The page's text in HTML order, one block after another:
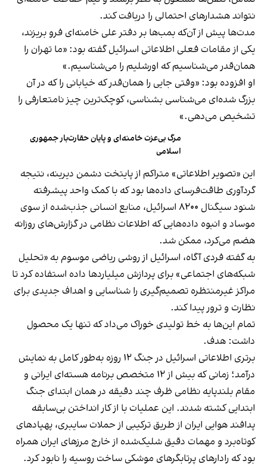
نتواند هشدارهای احتمالی را دریافت کند.
مدت‌ها پیش از آن‌که بمب‌ها بر دفتر علی خامنه‌ای فرو بریزند،
یکی از مقامات فعلی اطلاعاتی اسرائیل گفته بود: «ما تهران را
همان‌قدر می‌شناسیم که اورشلیم را می‌شناسیم.»
او افزوده بود: «وقتی جایی را همان‌قدر که خیابانی را که در آن
بزرگ شده‌ای می‌شناسی بشناسی، کوچک‌ترین چیز نامتعارفی را
تشخیص می‌دهی.»
مرگ بی‌عزت خامنه‌ای و پایان حقارت‌بار جمهوری
اسلامی
این «تصویر اطلاعاتی» متراکم از پایتخت دشمن دیرینه، نتیجه
گردآوری طاقت‌فرسای داده‌ها بود که با کمک واحد پیشرفته
شنود سیگنال ۸۲۰۰ اسرائیل، منابع انسانی جذب‌شده از سوی
موساد و انبوه داده‌هایی که اطلاعات نظامی در گزارش‌های روزانه
هضم می‌کرد، ممکن شد.
به گفته فردی آگاه، اسرائیل از روشی ریاضی موسوم به «تحلیل
شبکه‌های اجتماعی» برای پردازش میلیاردها داده استفاده کرد تا
مراکز غیرمنتظره تصمیم‌گیری را شناسایی و اهداف جدیدی برای
نظارت و ترور پیدا کند.
تمام این‌ها به خط تولیدی خوراک می‌داد که تنها یک محصول
داشت: هدف.
برتری اطلاعاتی اسرائیل در جنگ ۱۲ روزه به‌طور کامل به نمایش
درآمد؛ زمانی که بیش از ۱۲ متخصص برنامه هسته‌ای ایرانی و
مقام بلندپایه نظامی ظرف چند دقیقه در همان ابتدای جنگ
ابتدایی کشته شدند. این عملیات با از کار انداختن بی‌سابقه
پدافند هوایی ایران از طریق ترکیبی از حملات سایبری، پهپادهای
کوتاه‌برد و مهمات دقیق شلیک‌شده از خارج مرزهای ایران همراه
بود که رادارهای پرتابگرهای موشکی ساخت روسیه را نابود کرد.